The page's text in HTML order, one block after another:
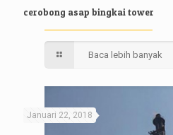
cerobong asap bingkai tower
Baca lebih banyak
Januari 22, 2018